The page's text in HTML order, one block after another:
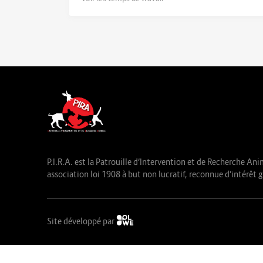
P.I.R.A. est la Patrouille d’Intervention et de Recherche
association loi 1908 à but non lucratif, reconnue d’intérêt
Site développé par